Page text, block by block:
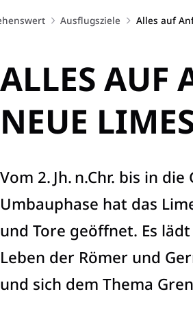
Ausflugsziele Alles auf
ALLES AUF
NEUE
Vom 2. Jh. n.Chr. bis in
Umbauphase hat das
und ­Tore geöffnet. Es
Leben der ­Römer und
und sich dem Thema